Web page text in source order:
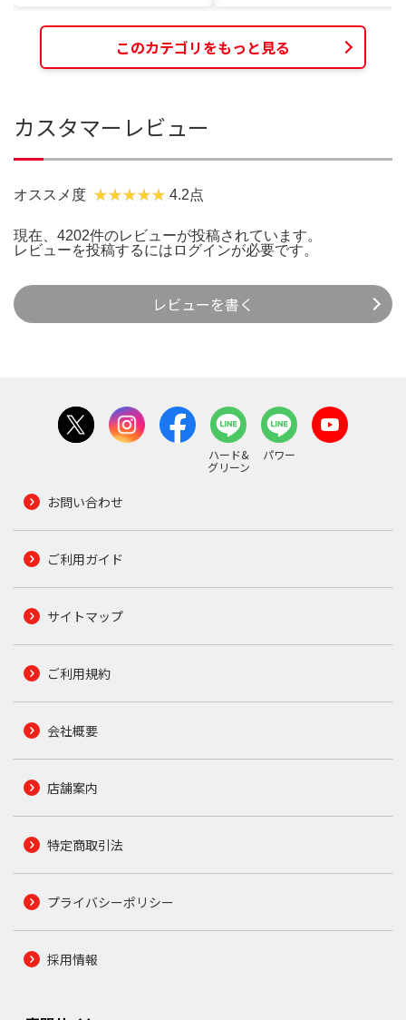
このカテゴリをもっと見る
カスタマーレビュー
オススメ度 4.2点
現在、4202件のレビューが投稿されています。
レビューを投稿するには ログインが必要です。
レビューを書く
ハード&
グリーン
パワー
お問い合わせ
ご利用ガイド
サイトマップ
ご利用規約
会社概要
店舗案内
特定商取引法
プライバシーポリシー
採用情報